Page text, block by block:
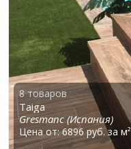
8 товаров
Taiga
Gresmanc (Испания)
Цена от: 6896 руб. за м²